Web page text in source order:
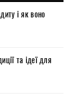
і як воно
та ідеї для